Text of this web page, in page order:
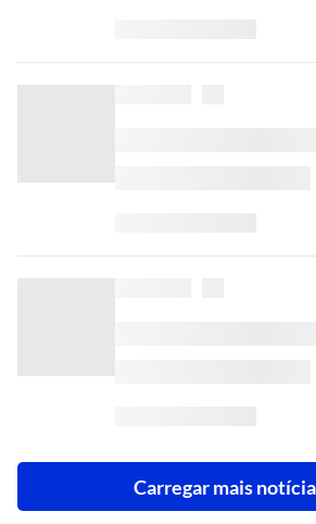
Carregar mais